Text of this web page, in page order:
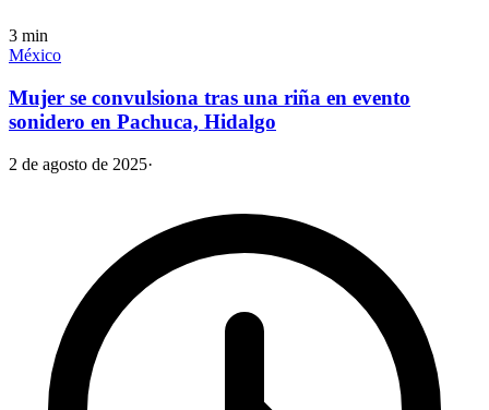
3 min
México
Mujer se convulsiona tras una riña en evento
sonidero en Pachuca, Hidalgo
2 de agosto de 2025·